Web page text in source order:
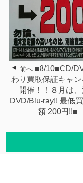
前へ ■8/10■CD/
わり買取保証キャ
開催！！８月は
DVD/Blu-ray!! 最低
額 200円!!■